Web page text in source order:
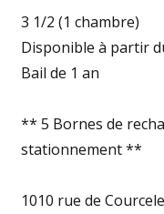
3 1/2 (1 chambre)
Disponible à partir
Bail de 1 an
** 5 Bornes de
stationnement **
1010 rue de